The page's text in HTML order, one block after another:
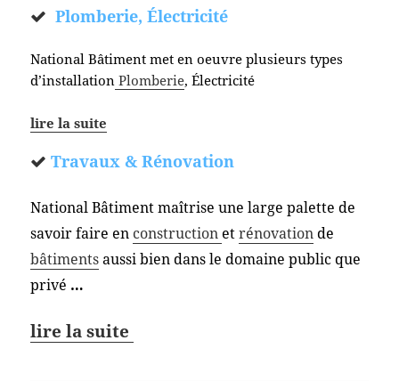
Plomberie, Électricité
National Bâtiment met en oeuvre plusieurs types
d’installation Plomberie, Électricité
lire la suite
Travaux & Rénovation
National Bâtiment maîtrise une large palette de
savoir faire en construction etrénovationde
bâtimentsaussi bien dans le domaine public que
privé …
lire la suite